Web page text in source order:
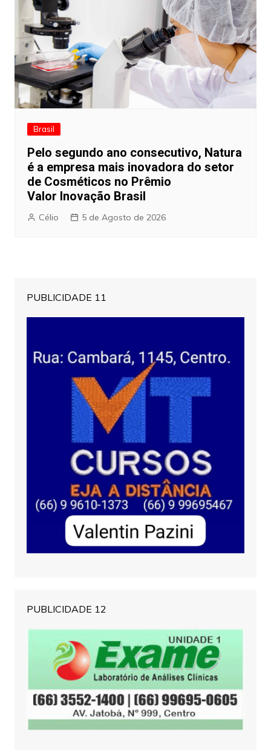
Brasil
Pelo segundo ano consecutivo, Natura
é a empresa mais inovadora do setor
de Cosméticos no Prêmio
Valor Inovação Brasil
Célio 5 de Agosto de 2026
PUBLICIDADE 11
PUBLICIDADE 12